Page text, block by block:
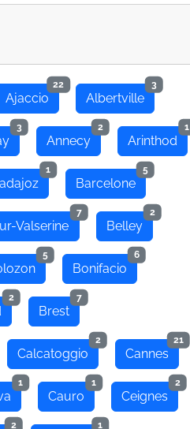
Ajaccio
22
Albertville
3
3
Annecy
2
Arinthod
1
1
Barcelone
5
Valserine
7
Belley
2
5
Bonifacio
6
2
Brest
7
Calcatoggio
2
Cannes
21
1
Cauro
1
Ceignes
2
2 1